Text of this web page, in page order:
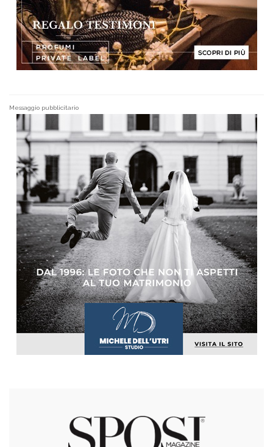
Messaggio pubblicitario